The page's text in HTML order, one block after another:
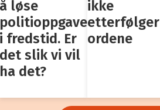
å løse
politioppgaver
i fredstid. Er
det slik vi vil
ha det?
ikke
etterfølger
ordene